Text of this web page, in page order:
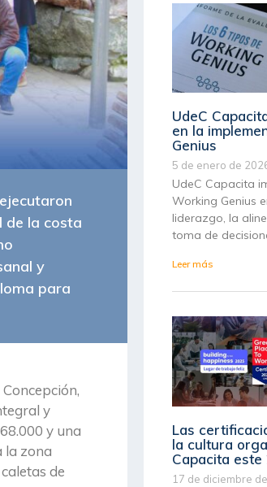
de la costa
y
para
y
y una
la zona
de
UdeC
en la
Genius
5 de enero de
UdeC Capacita
Working Genius
liderazgo, la
toma de
Leer más
Las
la cultura
Capacita este
17 de diciembre